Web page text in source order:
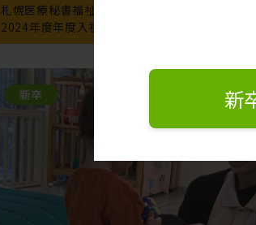
新
札幌医療秘書福祉専門学校
2024年度年度入社
新卒